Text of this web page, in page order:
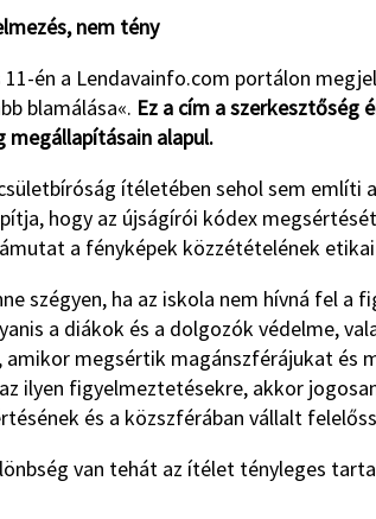
nem tény
11-én a Lendavainfo.com portálon
blamálása«. Ez a cím a
megállapításain alapul.
ítéletében sehol sem említi
hogy az újságírói kódex
a fényképek közzétételének
szégyen, ha az iskola nem hívná fel
a diákok és a dolgozók védelme,
megsértik magánszférájukat és
ilyen figyelmeztetésekre, akkor
és a közszférában vállalt
van tehát az ítélet tényleges